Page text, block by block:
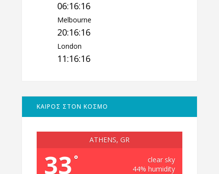
06:16:17
Melbourne
20:16:17
London
11:16:17
ΚΑΙΡΟΣ ΣΤΟΝ ΚΟΣΜΟ
ATHENS, GR
33 °
clear sky
44% humidity